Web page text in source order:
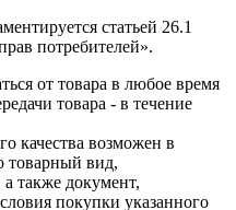
статьей 26.1
потребителей».
от товара в любое время
товара - в течение
качества возможен в
товарный вид,
а также документ,
покупки указанного